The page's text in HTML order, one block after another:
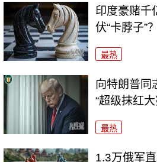
印度豪赌千
伏“卡脖子”？
最热
向特朗普同
“超级抹红大
最热
1.3万俄军